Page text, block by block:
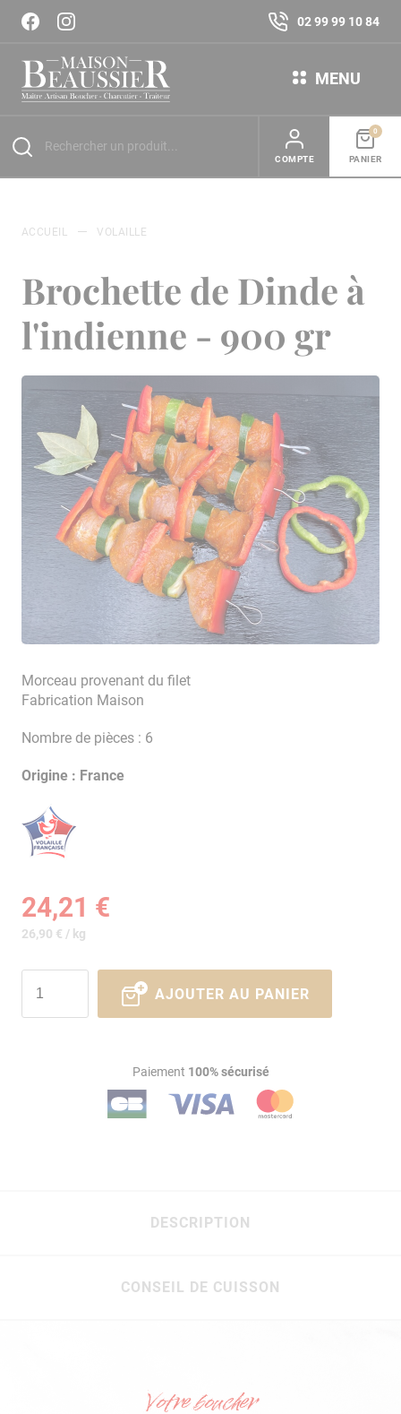
02 99 99 10 84
MENU
COMPTE PANIER
0
ACCUEIL VOLAILLE
Brochette de Dinde à
l'indienne - 900 gr
Morceau provenant du filet
Fabrication Maison
Nombre de pièces : 6
Origine : France
24,21 €
26,90 € / kg
AJOUTER AU PANIER
Paiement 100% sécurisé
DESCRIPTION
CONSEIL DE CUISSON
Votre boucher